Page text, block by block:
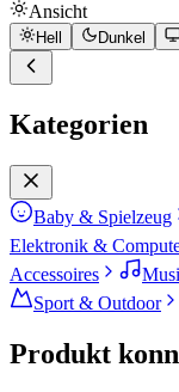
Ansicht
Hell Dunkel
Kategorien
Baby & Spielzeug
Elektronik &
Accessoires
Sport & Outdoor
Produkt